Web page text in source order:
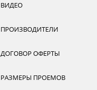
ВИДЕО
ПРОИЗВОДИТЕЛИ
ДОГОВОР ОФЕРТЫ
РАЗМЕРЫ ПРОЕМОВ